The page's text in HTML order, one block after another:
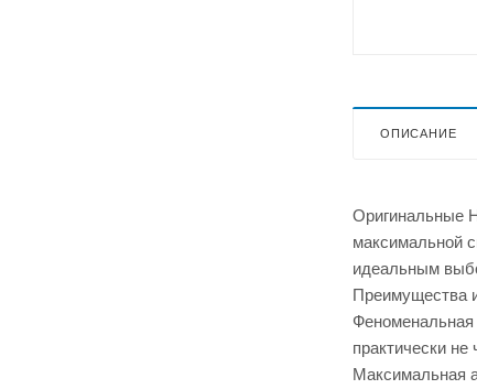
ОПИСАНИЕ
Оригинальные
максимальной
идеальным
Преимущества
Феноменальная
практически не
Максимальная